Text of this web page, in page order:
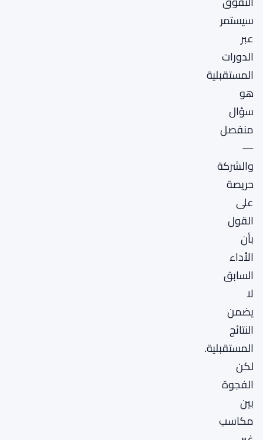
سيستمر
عبر
الدورات
المستقبلية
هو
سؤال
منفصل
—
والشركة
حريصة
على
القول
بأن
الأداء
السابق
لا
يضمن
النتائج
المستقبلية.
لكن
الفجوة
بين
مكاسب